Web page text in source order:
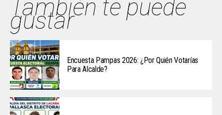
También te puede
gustar
Encuesta Pampas 2026: ¿Por Quién Votarías
Para Alcalde?